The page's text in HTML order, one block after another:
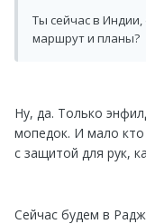
Ты сейчас в
маршрут и планы?
Ну, да. Только
мопедок. И мало кто
с защитой для рук,
Сейчас будем в